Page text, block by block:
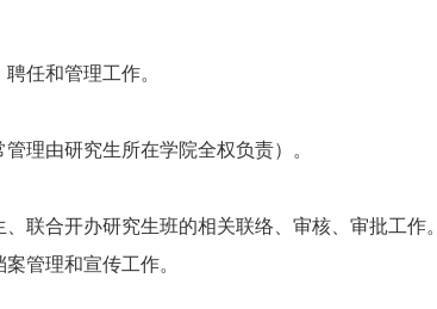
任和管理工作。
理由研究生所在学院全权负责）。
联合开办研究生班的相关联络、审核、审批工作。
管理和宣传工作。